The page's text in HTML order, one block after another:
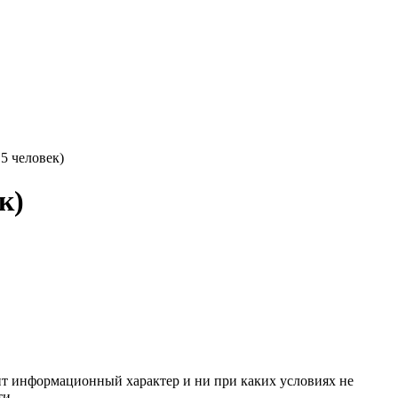
человек)
информационный характер и ни при каких условиях не